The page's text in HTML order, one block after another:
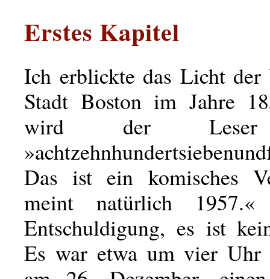
Erstes Kapitel
Ich erblickte das Licht
Stadt Boston im Jahre
wird der Leser
Das ist ein komisches
meint natürlich
Entschuldigung, es ist
Es war etwa um vier Uhr